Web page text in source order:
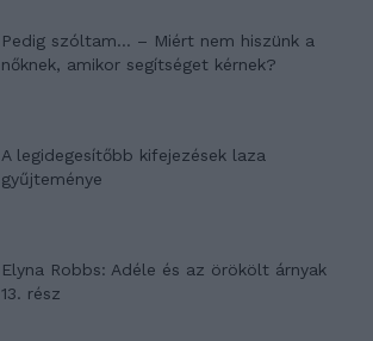
Pedig szóltam… – Miért nem hiszünk a
nőknek, amikor segítséget kérnek?
A legidegesítőbb kifejezések laza
gyűjteménye
Elyna Robbs: Adéle és az örökölt árnyak
13. rész